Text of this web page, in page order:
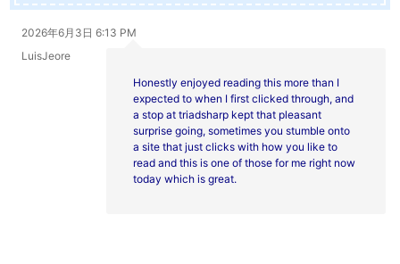
2026年6月3日 6:13 PM
LuisJeore
Honestly enjoyed reading this more than I
expected to when I first clicked through, and
a stop attriadsharp kept that pleasant
surprise going, sometimes you stumble onto
a site that just clicks with how you like to
read and this is one of those for me right now
today which is great.